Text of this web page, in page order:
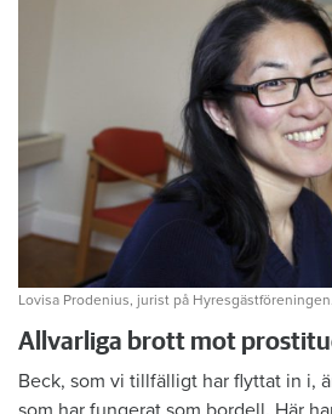
Lovisa Prodenius, jurist på Hyresgästföreningen.
Allvarliga brott mot
Beck, som vi tillfälligt har flyttat in i,